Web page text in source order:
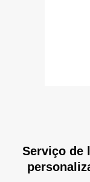
Serviço de